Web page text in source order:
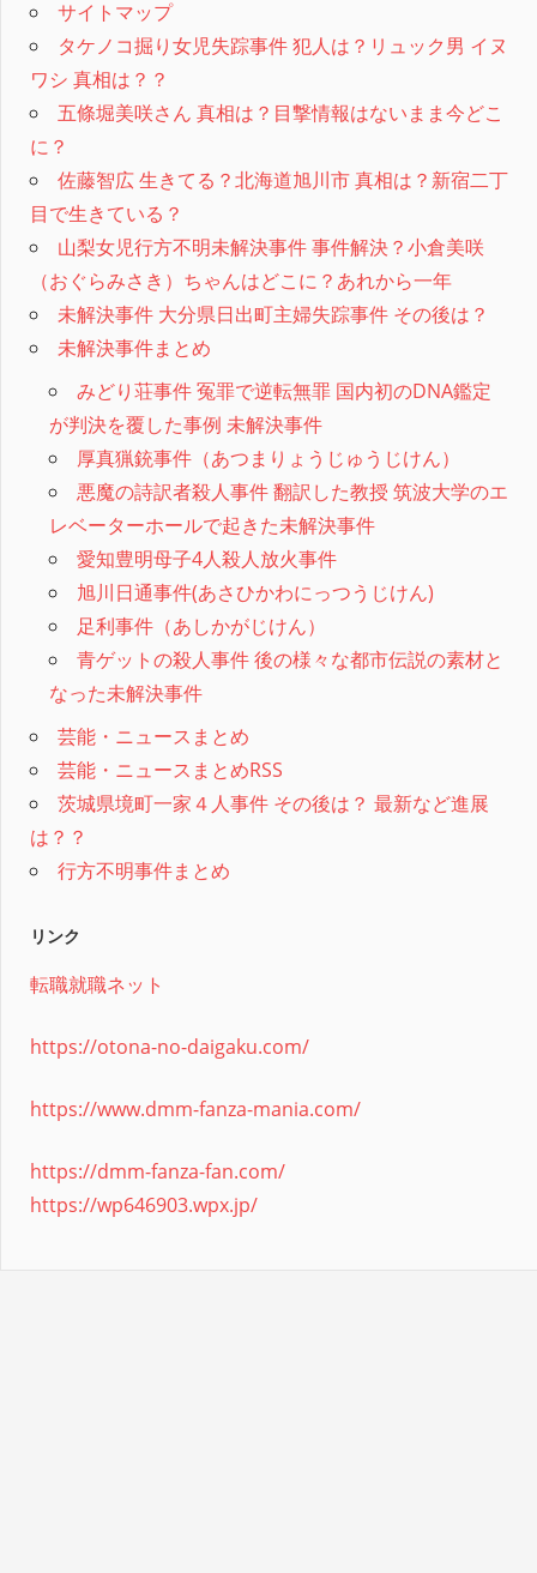
サイトマップ
タケノコ掘り女児失踪事件 犯人は？リュック男 イヌ
ワシ 真相は？？
五條堀美咲さん 真相は？目撃情報はないまま今どこ
に？
佐藤智広 生きてる？北海道旭川市 真相は？新宿二丁
目で生きている？
山梨女児行方不明未解決事件 事件解決？小倉美咲
（おぐらみさき）ちゃんはどこに？あれから一年
未解決事件 大分県日出町主婦失踪事件 その後は？
未解決事件まとめ
みどり荘事件 冤罪で逆転無罪 国内初のDNA鑑定
が判決を覆した事例 未解決事件
厚真猟銃事件（あつまりょうじゅうじけん）
悪魔の詩訳者殺人事件 翻訳した教授 筑波大学のエ
レベーターホールで起きた未解決事件
愛知豊明母子4人殺人放火事件
旭川日通事件(あさひかわにっつうじけん)
足利事件（あしかがじけん）
青ゲットの殺人事件 後の様々な都市伝説の素材と
なった未解決事件
芸能・ニュースまとめ
芸能・ニュースまとめRSS
茨城県境町一家４人事件 その後は？ 最新など進展
は？？
行方不明事件まとめ
リンク
転職就職ネット
https://otona-no-daigaku.com/
https://www.dmm-fanza-mania.com/
https://dmm-fanza-fan.com/
https://wp646903.wpx.jp/